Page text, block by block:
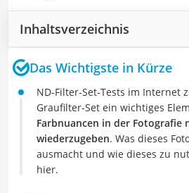
Inhaltsverzeichnis
Das Wichtigste in Kürze
ND-Filter-Set-Tests im Internet
Graufilter-Set ein wichtiges
Farbnuancen in der Fotografie
wiederzugeben. Was dieses
ausmacht und wie dieses zu
hier.